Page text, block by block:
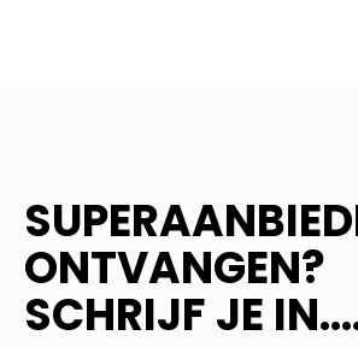
ONTVANGEN?
SCHRIJF JE